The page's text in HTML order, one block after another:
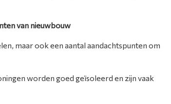
van nieuwbouw
maar ook een aantal aandachtspunten om
worden goed geïsoleerd en zijn vaak